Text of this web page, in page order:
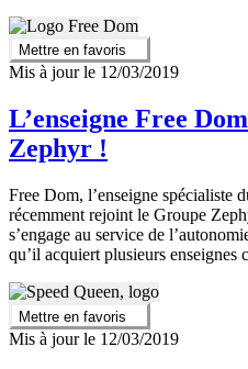
Mettre en favoris
Mis à jour le 12/03/2019
L’enseigne Free
Zephyr !
Free Dom, l’enseigne spécialiste
récemment rejoint le Groupe
s’engage au service de
qu’il acquiert plusieurs enseignes
Mettre en favoris
Mis à jour le 12/03/2019